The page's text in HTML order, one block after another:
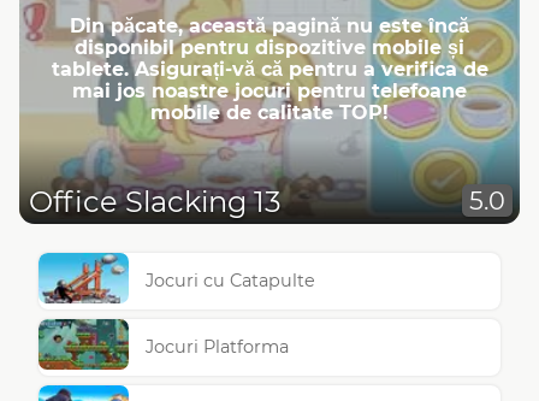
Din păcate, această pagină nu este încă
disponibil pentru dispozitive mobile și
tablete. Asigurați-vă că pentru a verifica de
mai jos noastre jocuri pentru telefoane
mobile de calitate TOP!
Office Slacking 13 5.0
Jocuri cu Catapulte
Jocuri Platforma